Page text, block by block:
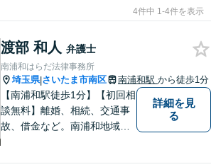
4件中 1-4件を表示
渡部 和人 弁護士
南浦和はらだ法律事務所
埼玉県|さいたま市南区 南浦和駅 から徒歩1分
【南浦和駅徒歩1分】【初回相
談無料】離婚、相続、交通事
故、借金など。南浦和地域の
詳細を見
る